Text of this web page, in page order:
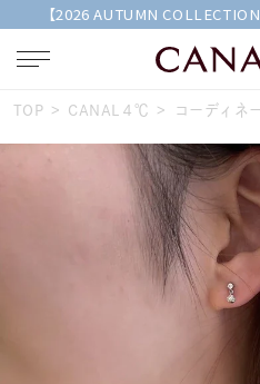
【2026 AUTUMN
人気検索キーワード
#ダイヤモンド
#ペア
TOP CANAL４℃ コーディネ